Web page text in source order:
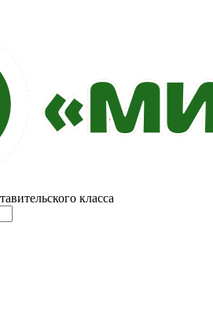
класса